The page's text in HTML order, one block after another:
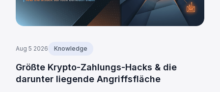
Aug 5 2026 Knowledge
Größte Krypto-Zahlungs-Hacks & die
darunter liegende Angriffsfläche